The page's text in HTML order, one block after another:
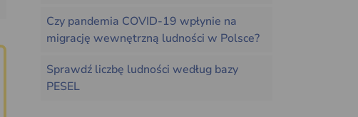
Czy pandemia COVID-19 wpłynie na
migrację wewnętrzną ludności w Polsce?
Sprawdź liczbę ludności według bazy
PESEL